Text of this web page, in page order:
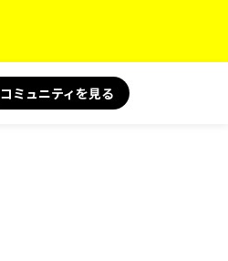
コミュニティを見る